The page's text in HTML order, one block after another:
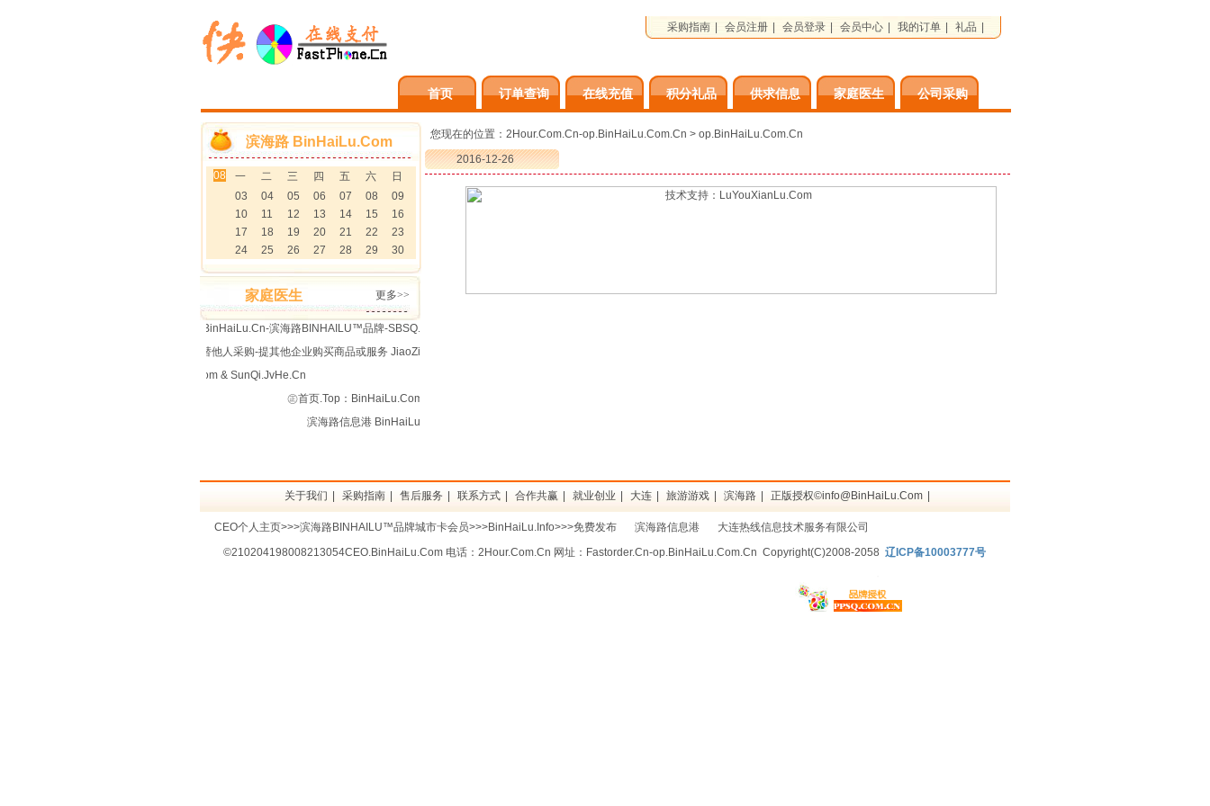
首页 订单查询 在线充值 积分礼品 供求信息 家庭医生 公司采购
品牌
采购指南 会员注册 会员登录 会员中心 我的订单 礼品
滨海路 BinHaiLu.Com
08 一 二 三 四 五 六
日
03
04 05 06 07 08
09
10
11 12 13 14 15
16
17
18 19 20 21 22
23
24
25 26 27 28 29 30
您现在的位置： 2Hour.Com.Cn-op.BinHaiLu.Com.Cn > op.BinHaiLu.Com.Cn
家庭医生 更多>>
module function not exist
2016-12-26
·滨海路城市优惠卡·服务实体!回报社会!BinHaiLu.Cn-滨海路BINHAILU™品牌-SBSQ.Com.Cn-品牌授权-PPSQ.Com.Cn & http://39631800.M.BinHaiLu.Com 您的家乡有滨海路吗?滨海路信息港·BinHaiLu.Com Thank You To All Friends In The WorLd!
-公司注册商标保护网络™BinHaiLu.Com & SunQi.JvHe.Cn
理商品-绿色购物-LuSeGouWu.Com 替他人采购-提其他企业购买商品或服务 JiaoZi.BinHaiLu.Com 中文直达 饺子.BinHaiLu.Com
滨海路信息港 BinHaiLu.Com 滨海路BINHAILU™品牌
㊣首页.Top：BinHaiLu.Com™DLSunQi.JvHe.Cn
关于我们 采购指南 售后服务 联系方式 合作共赢 就业创业 大连 旅游游戏 滨海路 正版授权©info@BinHaiLu.Com
CEO个人主页>>>滨海路BINHAILU™品牌城市卡会员>>>BinHaiLu.Info>>>免费发布 滨海路信息港
大连热线信息技术服务有限公司
©210204198008213054CEO.BinHaiLu.Com电话： 2Hour.Com.Cn 网址：Fastorder.Cn-op.BinHaiLu.Com.Cn Copyright(C)2008-2058 辽ICP备10003777号